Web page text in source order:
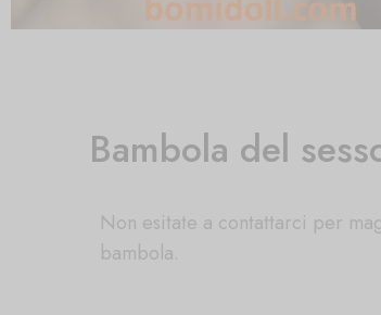
Bambola del
Non esitate a contattarci per
bambola.